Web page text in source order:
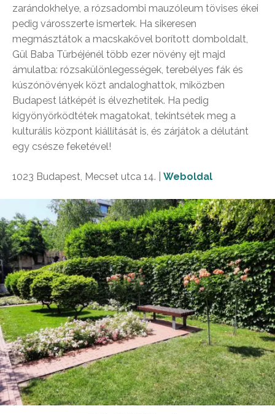
zarándokhelye, a rózsadombi mauzóleum tövises ékei
pedig városszerte ismertek. Ha sikeresen
megmásztátok a macskakővel borított domboldalt,
Gül Baba Türbéjénél több ezer növény ejt majd
ámulatba: rózsakülönlegességek, terebélyes fák és
kúszónövények közt andaloghattok, miközben
Budapest látképét is élvezhetitek. Ha pedig
kigyönyörködtétek magatokat, tekintsétek meg a
kulturális központ kiállítását is, és zárjátok a délutánt
egy csésze feketével!
1023 Budapest, Mecset utca 14. | Weboldal